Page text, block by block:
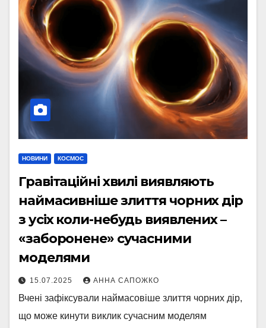
НОВИНИ КОСМОС
Гравітаційні хвилі виявляють
наймасивніше злиття чорних дір
з усіх коли-небудь виявлених –
«заборонене» сучасними
моделями
15.07.2025 АННА САПОЖКО
Вчені зафіксували наймасовіше злиття чорних дір,
що може кинути виклик сучасним моделям